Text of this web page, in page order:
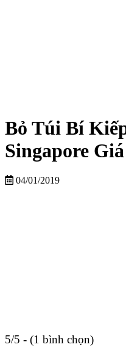
Bỏ Túi Bí
Singapore
04/01/2019
5/5 - (1 bình chọn)